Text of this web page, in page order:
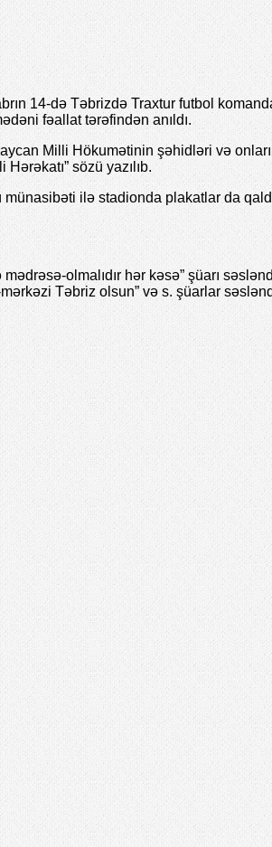
14-də Təbrizdə Traxtur futbol
fəallat tərəfindən anıldı.
Milli Hökumətinin şəhidləri və
sözü yazılıb.
ilə stadionda plakatlar da
olmalıdır hər kəsə” şüarı
Təbriz olsun” və s. şüarlar